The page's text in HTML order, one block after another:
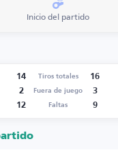
Inicio del partido
14 Tiros totales
16
2
Fuera de juego
3
12
Faltas 9